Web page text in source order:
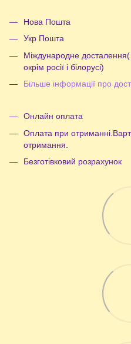
Нова Пошта
Укр Пошта
Міждународне досталення(
окрім росії і білорусі)
Більше інформації про
Онлайн оплата
Оплата при
отримання.
Безготівковий розрахунок